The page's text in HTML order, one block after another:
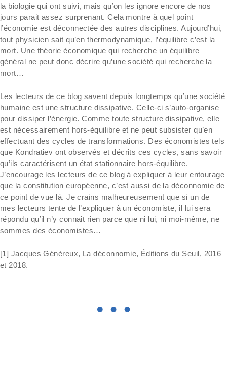
la biologie qui ont suivi, mais qu’on les ignore encore de nos
jours parait assez surprenant. Cela montre à quel point
l’économie est déconnectée des autres disciplines. Aujourd’hui,
tout physicien sait qu’en thermodynamique, l’équilibre c’est la
mort. Une théorie économique qui recherche un équilibre
général ne peut donc décrire qu’une société qui recherche la
mort…
Les lecteurs de ce blog savent depuis longtemps qu’une société
humaine est une structure dissipative. Celle-ci s’auto-organise
pour dissiper l’énergie. Comme toute structure dissipative, elle
est nécessairement hors-équilibre et ne peut subsister qu’en
effectuant des cycles de transformations. Des économistes tels
que Kondratiev ont observés et décrits ces cycles, sans savoir
qu’ils caractérisent un état stationnaire hors-équilibre.
J’encourage les lecteurs de ce blog à expliquer à leur entourage
que la constitution européenne, c’est aussi de la déconnomie de
ce point de vue là. Je crains malheureusement que si un de
mes lecteurs tente de l’expliquer à un économiste, il lui sera
répondu qu’il n’y connait rien parce que ni lui, ni moi-même, ne
sommes des économistes…
[1] Jacques Généreux, La déconnomie, Éditions du Seuil, 2016
et 2018.